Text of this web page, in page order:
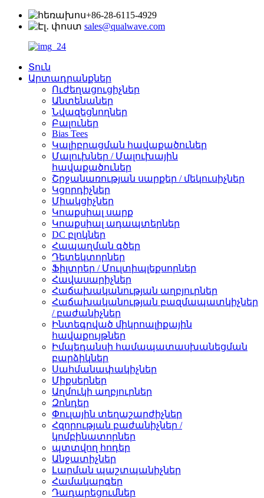
+86-28-6115-4929
sales@qualwave.com
Տուն
Արտադրանքներ
Ուժեղացուցիչներ
Անտենաներ
Նվազեցնողներ
Բալուներ
Bias Tees
Կալիբրացման հավաքածուներ
Մալուխներ / Մալուխային
հավաքածուներ
Շրջանառության սարքեր / մեկուսիչներ
Կցորդիչներ
Միակցիչներ
Կոաքսիալ սարք
Կոաքսիալ ադապտերներ
DC բլոկներ
Հապաղման գծեր
Դետեկտորներ
Ֆիլտրեր / Մուլտիպլեքսորներ
Հավասարիչներ
Հաճախականության աղբյուրներ
Հաճախականության բազմապատկիչներ
/ բաժանիչներ
Ինտեգրված միկրոալիքային
հավաքույթներ
Իմպեդանսի համապատասխանեցման
բարձիկներ
Սահմանափակիչներ
Միքսերներ
Աղմուկի աղբյուրներ
Զոնդեր
Փուլային տեղաշարժիչներ
Հզորության բաժանիչներ /
կոմբինատորներ
պտտվող հոդեր
Անջատիչներ
Լարման պաշտպանիչներ
Համակարգեր
Դադարեցումներ